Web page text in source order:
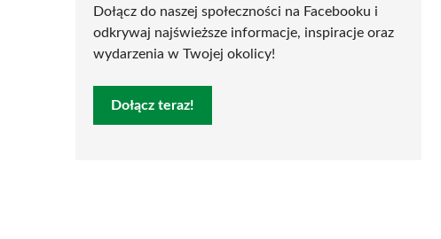
Dołącz do naszej społeczności na Facebooku i
odkrywaj najświeższe informacje, inspiracje oraz
wydarzenia w Twojej okolicy!
Dołącz teraz!